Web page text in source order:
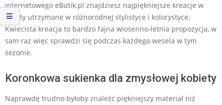
internetowego eButik.pl znajdziesz najpiękniejsze kreacje w
kwiaty utrzymane w różnorodnej stylistyce i kolorystyce.
Kwiecista kreacja to bardzo fajna wiosenno-letnia propozycja, w
sam raz więc sprawdzi się podczas każdego wesela w tym
sezonie.
Koronkowa sukienka dla zmysłowej kobiety
Naprawdę trudno byłoby znaleźć piękniejszy materiał niż